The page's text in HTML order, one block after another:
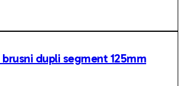
dupli segment 125mm